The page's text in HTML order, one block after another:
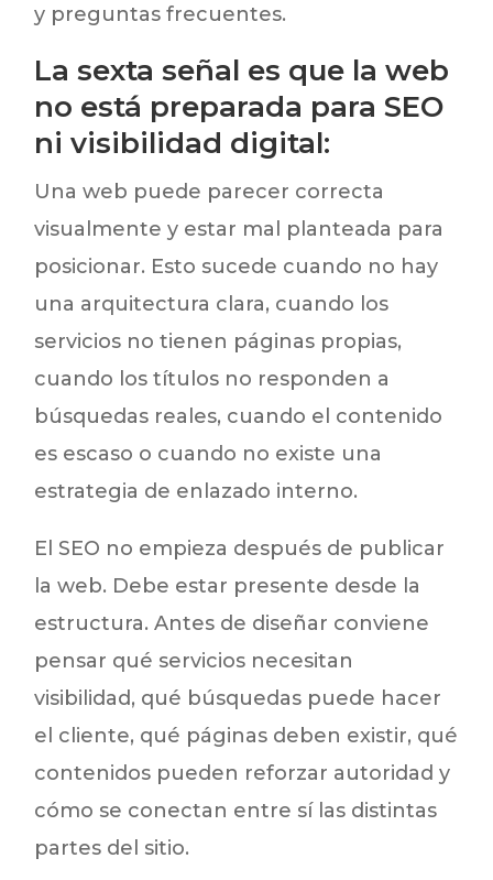
y preguntas frecuentes.
La sexta señal es que la web
no está preparada para SEO
ni visibilidad digital:
Una web puede parecer correcta
visualmente y estar mal planteada para
posicionar. Esto sucede cuando no hay
una arquitectura clara, cuando los
servicios no tienen páginas propias,
cuando los títulos no responden a
búsquedas reales, cuando el contenido
es escaso o cuando no existe una
estrategia de enlazado interno.
El SEO no empieza después de publicar
la web. Debe estar presente desde la
estructura. Antes de diseñar conviene
pensar qué servicios necesitan
visibilidad, qué búsquedas puede hacer
el cliente, qué páginas deben existir, qué
contenidos pueden reforzar autoridad y
cómo se conectan entre sí las distintas
partes del sitio.